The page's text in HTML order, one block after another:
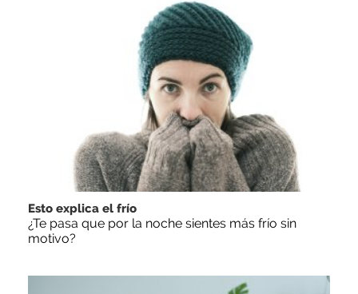
Esto explica el frío
¿Te pasa que por la noche sientes más frío sin
motivo?